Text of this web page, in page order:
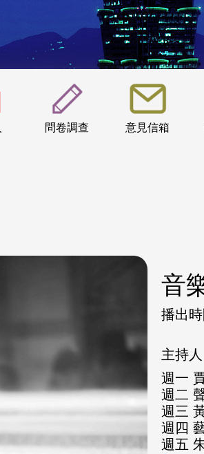
問卷調查 意見信箱
:::
音
播出時
主持人
週一
週二
週三
週四
週五